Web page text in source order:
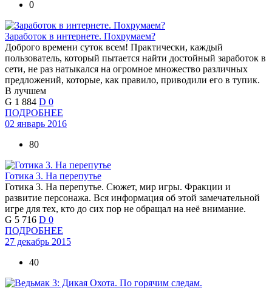
0
Заработок в интернете. Похрумаем?
Доброго времени суток всем! Практически, каждый
пользователь, который пытается найти достойный заработок в
сети, не раз натыкался на огромное множество различных
предложений, которые, как правило, приводили его в тупик.
В лучшем
G 1 884 D 0
ПОДРОБНЕЕ
02 январь 2016
80
Готика 3. На перепутье
Готика 3. На перепутье. Сюжет, мир игры. Фракции и
развитие персонажа. Вся информация об этой замечательной
игре для тех, кто до сих пор не обращал на неё внимание.
G 5 716 D 0
ПОДРОБНЕЕ
27 декабрь 2015
40